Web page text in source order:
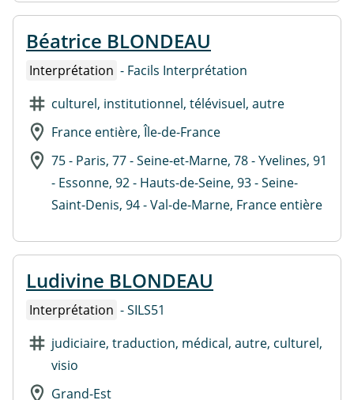
Béatrice BLONDEAU
Interprétation - Facils Interprétation
culturel, institutionnel, télévisuel, autre
France entière, Île-de-France
75 - Paris, 77 - Seine-et-Marne, 78 - Yvelines, 91
- Essonne, 92 - Hauts-de-Seine, 93 - Seine-
Saint-Denis, 94 - Val-de-Marne, France entière
Ludivine BLONDEAU
Interprétation - SILS51
judiciaire, traduction, médical, autre, culturel,
visio
Grand-Est